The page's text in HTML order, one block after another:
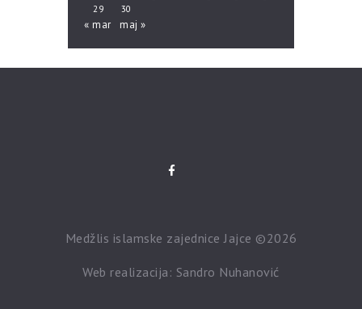
29
30
« mar maj »
Medžlis islamske zajednice Jajce ©2026
Web realizacija: Sandro Nuhanović